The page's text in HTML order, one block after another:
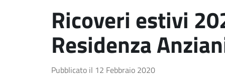
Ricoveri estivi
Residenza
Pubblicato il 12 Febbraio 2020